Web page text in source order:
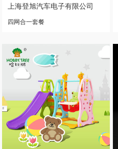
上海登旭汽车电子有限公司
四网合一套餐